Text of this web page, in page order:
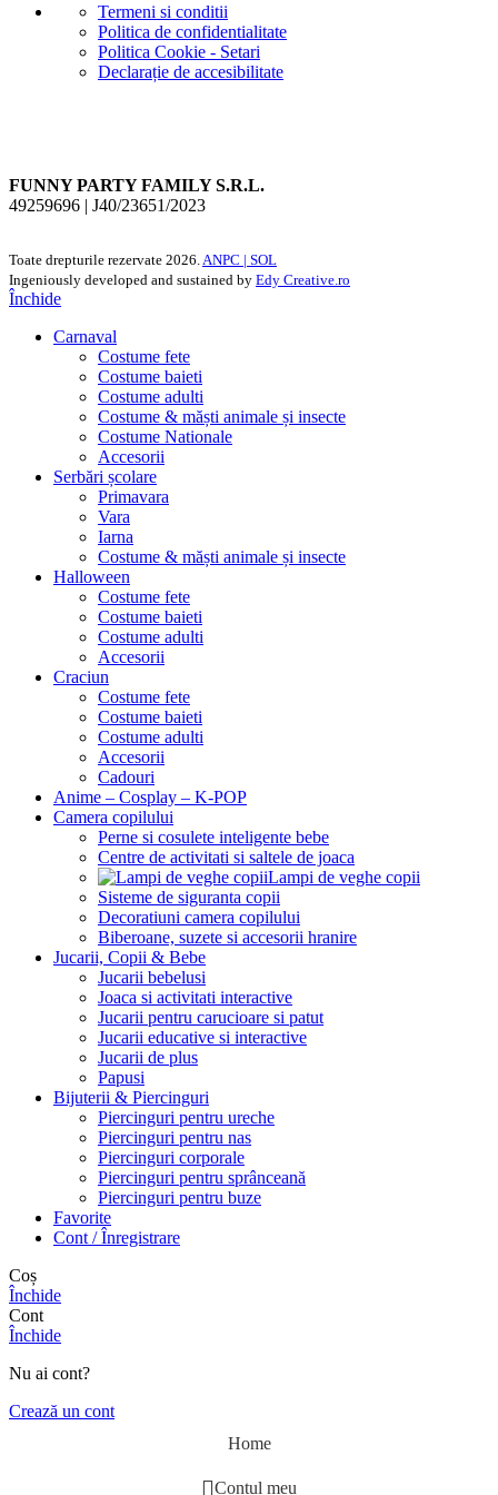
Termeni si conditii
Politica de confidentialitate
Politica Cookie - Setari
Declarație de accesibilitate
FUNNY PARTY FAMILY S.R.L.
49259696 | J40/23651/2023
Toate drepturile rezervate 2026. ANPC | SOL
Ingeniously developed and sustained by Edy Creative.ro
Închide
Carnaval
Costume fete
Costume baieti
Costume adulti
Costume & măști animale și insecte
Costume Nationale
Accesorii
Serbări școlare
Primavara
Vara
Iarna
Costume & măști animale și insecte
Halloween
Costume fete
Costume baieti
Costume adulti
Accesorii
Craciun
Costume fete
Costume baieti
Costume adulti
Accesorii
Cadouri
Anime – Cosplay – K‑POP
Camera copilului
Perne si cosulete inteligente bebe
Centre de activitati si saltele de joaca
Lampi de veghe copii
Sisteme de siguranta copii
Decoratiuni camera copilului
Biberoane, suzete si accesorii hranire
Jucarii, Copii & Bebe
Jucarii bebelusi
Joaca si activitati interactive
Jucarii pentru carucioare si patut
Jucarii educative si interactive
Jucarii de plus
Papusi
Bijuterii & Piercinguri
Piercinguri pentru ureche
Piercinguri pentru nas
Piercinguri corporale
Piercinguri pentru sprânceană
Piercinguri pentru buze
Favorite
Cont / Înregistrare
Coș
Închide
Cont
Închide
Nu ai cont?
Crează un cont
Home
Contul meu